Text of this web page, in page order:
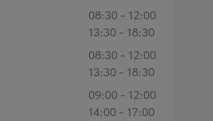
08:30 - 12:00
13:30 - 18:30
08:30 - 12:00
13:30 - 18:30
09:00 - 12:00
14:00 - 17:00